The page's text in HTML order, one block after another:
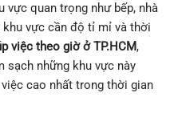
quan trọng như bếp, nhà
vực cần độ tỉ mỉ và thời
việc theo giờ ở TP.HCM,
sạch những khu vực này
cao nhất trong thời gian